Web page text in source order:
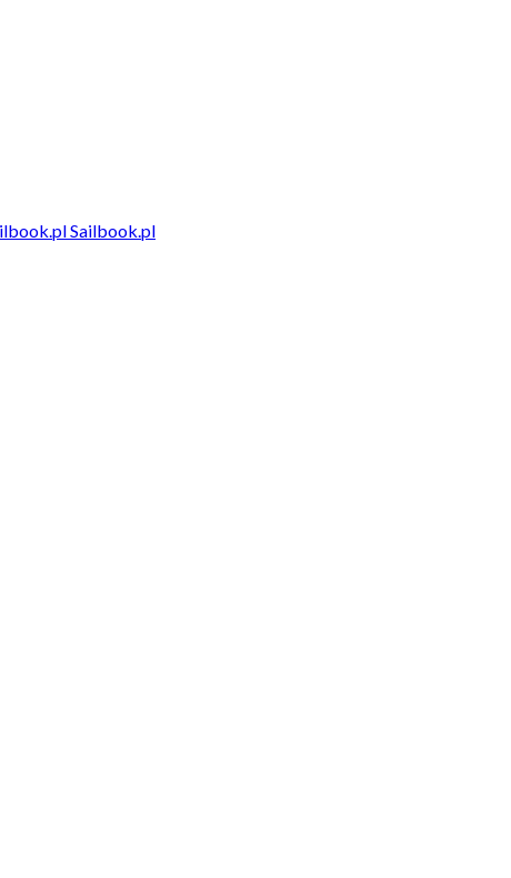
Sailbook.pl